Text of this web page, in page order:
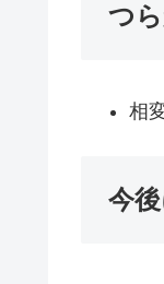
つ
相
今